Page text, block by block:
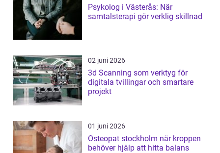
Psykolog i Västerås: När
samtalsterapi gör verklig skillnad
02 juni 2026
3d Scanning som verktyg för
digitala tvillingar och smartare
projekt
01 juni 2026
Osteopat stockholm när kroppen
behöver hjälp att hitta balans